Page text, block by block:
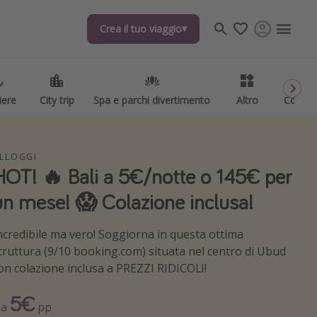
Crea il tuo viaggio
City trip Spa e parchi divertimento Altro Codici
Crea il tuo viaggio
City trip Spa e parchi divertimento Altro Codici
🔥 Bali a 5€/notte o 145€ per
mese! 😱 Colazione inclusa!
ma vero! Soggiorna in questa ottima
(9/10 booking.com) situata nel centro di Ubud
colazione inclusa a PREZZI RIDICOLI!
5€ pp